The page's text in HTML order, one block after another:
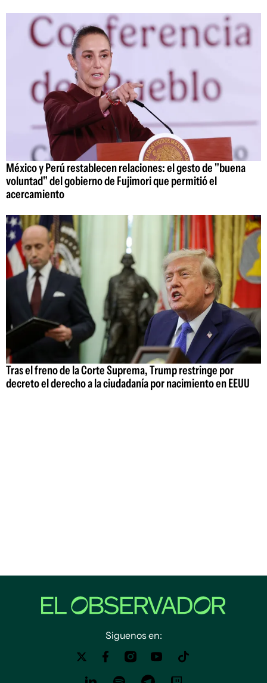
México y Perú restablecen relaciones: el gesto de "buena
voluntad" del gobierno de Fujimori que permitió el
acercamiento
Tras el freno de la Corte Suprema, Trump restringe por
decreto el derecho a la ciudadanía por nacimiento en EEUU
Siguenos en: